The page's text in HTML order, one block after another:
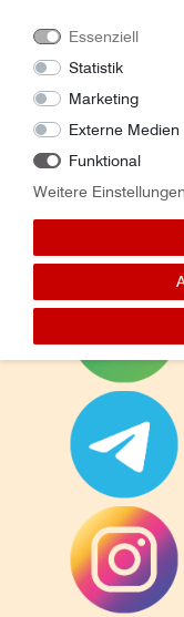
Folge uns
Essenziell
Statistik
Marketing
Externe Medien
Funktional
Weitere Einstellungen